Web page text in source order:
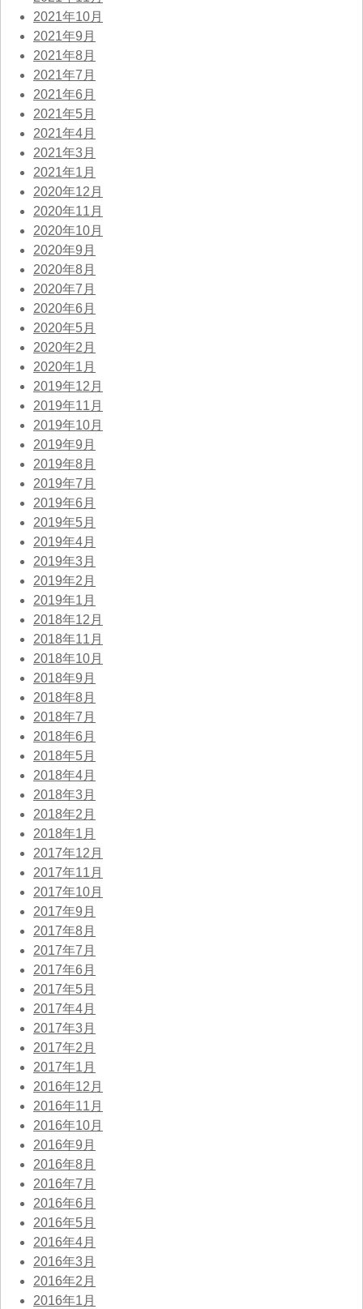
2021年10月
2021年9月
2021年8月
2021年7月
2021年6月
2021年5月
2021年4月
2021年3月
2021年1月
2020年12月
2020年11月
2020年10月
2020年9月
2020年8月
2020年7月
2020年6月
2020年5月
2020年2月
2020年1月
2019年12月
2019年11月
2019年10月
2019年9月
2019年8月
2019年7月
2019年6月
2019年5月
2019年4月
2019年3月
2019年2月
2019年1月
2018年12月
2018年11月
2018年10月
2018年9月
2018年8月
2018年7月
2018年6月
2018年5月
2018年4月
2018年3月
2018年2月
2018年1月
2017年12月
2017年11月
2017年10月
2017年9月
2017年8月
2017年7月
2017年6月
2017年5月
2017年4月
2017年3月
2017年2月
2017年1月
2016年12月
2016年11月
2016年10月
2016年9月
2016年8月
2016年7月
2016年6月
2016年5月
2016年4月
2016年3月
2016年2月
2016年1月